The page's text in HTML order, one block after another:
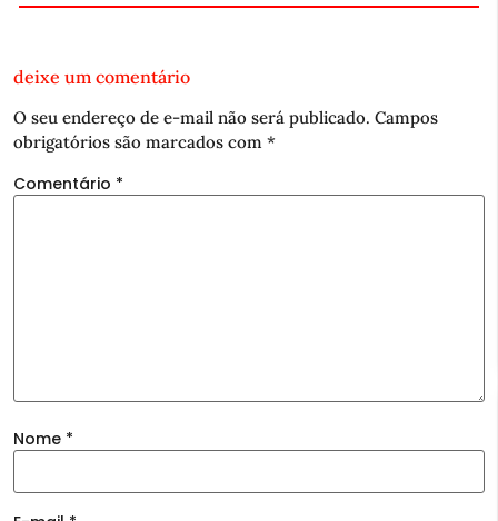
deixe um comentário
O seu endereço de e-mail não será publicado. Campos
obrigatórios são marcados com *
Comentário *
Nome *